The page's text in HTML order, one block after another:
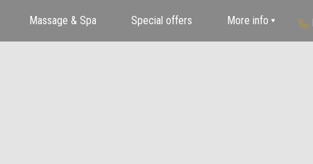
Massage & Spa Special offers More info